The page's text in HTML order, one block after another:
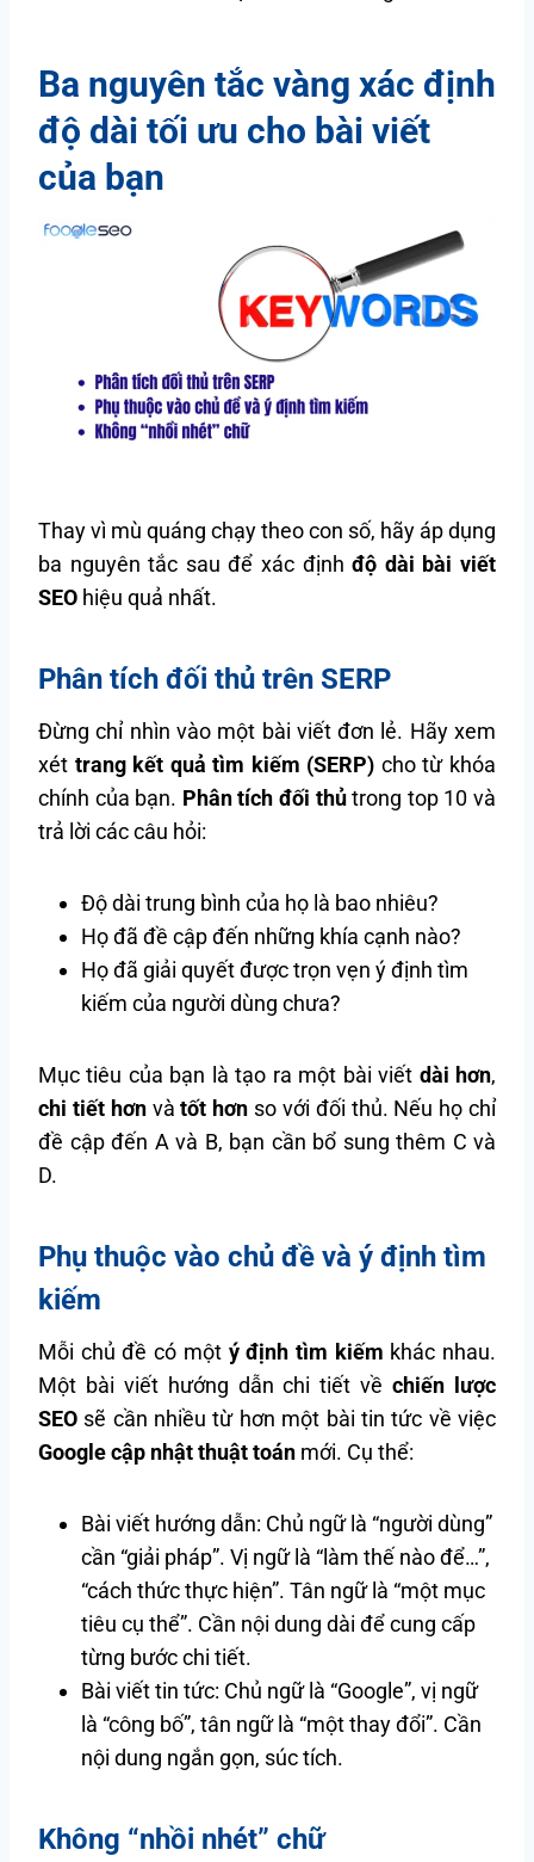
Ba nguyên tắc vàng xác định
độ dài tối ưu cho bài viết
của bạn
Thay vì mù quáng chạy theo con số, hãy áp dụng
ba nguyên tắc sau để xác địnhđộ dài bài viết
SEO hiệu quả nhất.
Phân tích đối thủ trên SERP
Đừng chỉ nhìn vào một bài viết đơn lẻ. Hãy xem
xét trang kết quả tìm kiếm (SERP) cho từ khóa
chính của bạn. Phân tích đối thủtrong top 10 và
trả lời các câu hỏi:
Độ dài trung bình của họ là bao nhiêu?
Họ đã đề cập đến những khía cạnh nào?
Họ đã giải quyết được trọn vẹn ý định tìm
kiếm của người dùng chưa?
Mục tiêu của bạn là tạo ra một bài viết dài hơn,
chi tiết hơnvàtốt hơn so với đối thủ. Nếu họ chỉ
đề cập đến A và B, bạn cần bổ sung thêm C và
D.
Phụ thuộc vào chủ đề và ý định tìm
kiếm
Mỗi chủ đề có một ý định tìm kiếm khác nhau.
Một bài viết hướng dẫn chi tiết vềchiến lược
SEO sẽ cần nhiều từ hơn một bài tin tức về việc
Google cập nhật thuật toán mới. Cụ thể:
Bài viết hướng dẫn: Chủ ngữ là “người dùng”
cần “giải pháp”. Vị ngữ là “làm thế nào để…”,
“cách thức thực hiện”. Tân ngữ là “một mục
tiêu cụ thể”. Cần nội dung dài để cung cấp
từng bước chi tiết.
Bài viết tin tức: Chủ ngữ là “Google”, vị ngữ
là “công bố”, tân ngữ là “một thay đổi”. Cần
nội dung ngắn gọn, súc tích.
Không “nhồi nhét” chữ